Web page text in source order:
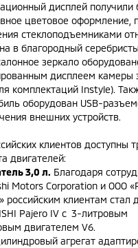
дисплей получили
цветовое оформление,
стеклоподъемниками
в благородный
зеркало
дисплеем камеры
комплектаций Instyle).
оборудован USB-
внешних устройств.
клиентов доступны
двигателей:
3,0 л. Благодаря
Motors Corporation и ООО
российским клиентам стал
Pajero IV с 3-литровым
двигателем V6.
агрегат